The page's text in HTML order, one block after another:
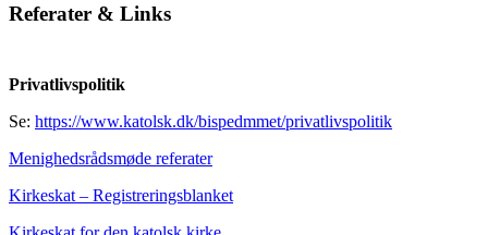
Referater & Links
Privatlivspolitik
Se: https://www.katolsk.dk/bispedmmet/privatlivspolitik
Menighedsrådsmøde referater
Kirkeskat – Registreringsblanket